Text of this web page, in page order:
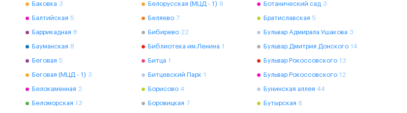
Баковка 3
Балтийская 5
Баррикадная 8
Бауманская 8
Беговая 5
Беговая (МЦД - 1) 3
Белокаменная 2
Беломорская 13
Белорусская (МЦД - 1) 9
Беляево 7
Бибирево 22
Библиотека им.Ленина 1
Битца 1
Битцевский Парк 1
Борисово 4
Боровицкая 7
Ботанический сад 3
Братиславская 5
Бульвар Адмирала Ушакова 3
Бульвар Дмитрия Донского 14
Бульвар Рокоссовского 13
Бульвар Рокоссовского 12
Бунинская аллея 44
Бутырская 6